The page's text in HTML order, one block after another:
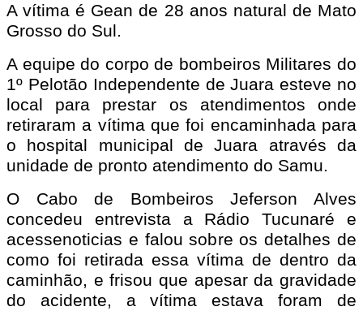
A vítima é Gean de 28 anos natural de Mato
Grosso do Sul.
A equipe do corpo de bombeiros Militares do
1º Pelotão Independente de Juara esteve no
local para prestar os atendimentos onde
retiraram a vítima que foi encaminhada para
o hospital municipal de Juara através da
unidade de pronto atendimento do Samu.
O Cabo de Bombeiros Jeferson Alves
concedeu entrevista a Rádio Tucunaré e
acessenoticias e falou sobre os detalhes de
como foi retirada essa vítima de dentro da
caminhão, e frisou que apesar da gravidade
do acidente, a vítima estava foram de